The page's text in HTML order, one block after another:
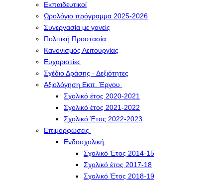
Εκπαιδευτικοί
Ωρολόγιο πρόγραμμα 2025-2026
Συνεργασία με γονείς
Πολιτική Προστασία
Κανονισμός Λειτουργίας
Ευχαριστίες
Σχέδιο Δράσης - Δεξιότητες
Αξιολόγηση Εκπ. Έργου
Σχολικό έτος 2020-2021
Σχολικό έτος 2021-2022
Σχολικό Έτος 2022-2023
Επιμορφώσεις
Ενδοσχολική
Σχολικό Έτος 2014-15
Σχολικό έτος 2017-18
Σχολικό Έτος 2018-19